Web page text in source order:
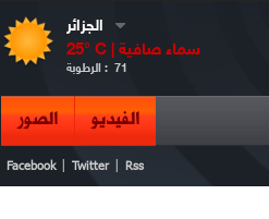
الجزائر
25° C | سماء صافية
الرطوبة : 71
الفيديو الصور
Facebook Twitter Rss